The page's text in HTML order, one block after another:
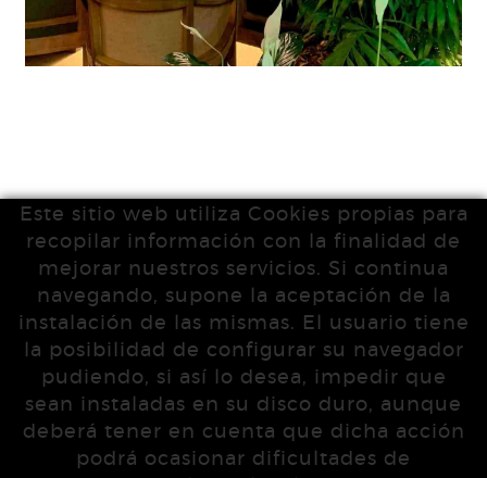
Este sitio web utiliza Cookies propias para
recopilar información con la finalidad de
mejorar nuestros servicios. Si continua
navegando, supone la aceptación de la
instalación de las mismas. El usuario tiene
la posibilidad de configurar su navegador
pudiendo, si así lo desea, impedir que
sean instaladas en su disco duro, aunque
deberá tener en cuenta que dicha acción
podrá ocasionar dificultades de